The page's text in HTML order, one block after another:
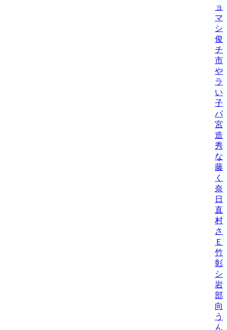
ョ
マ
シ
俊
チ
市
や
ラ
い
子/
パ
宮
造/
秀
な
藤
く
奈
日
直
村
さ
Ｅ
竹
彰/
シ
岩
部
向
う
ん